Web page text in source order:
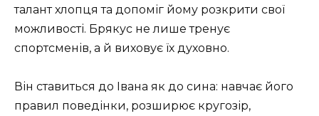
талант хлопця та допоміг йому розкрити свої
можливості. Брякус не лише тренує
спортсменів, а й виховує їх духовно.
Він ставиться до Івана як до сина: навчає його
правил поведінки, розширює кругозір,